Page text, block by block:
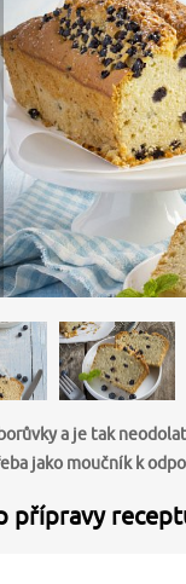
a je tak
jako moučník k
přípravy